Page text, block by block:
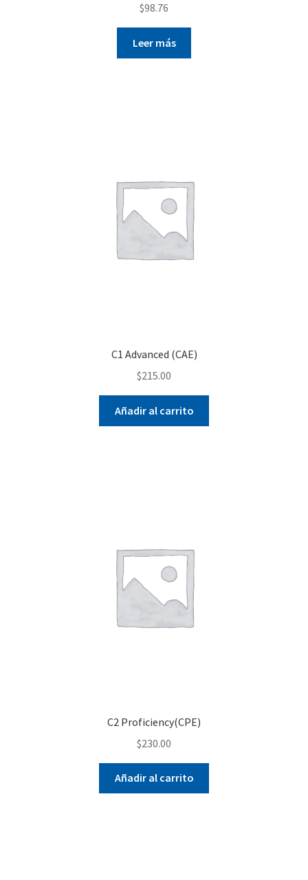
$98.76
Leer más
C1 Advanced (CAE)
$215.00
Añadir al carrito
C2 Proficiency(CPE)
$230.00
Añadir al carrito